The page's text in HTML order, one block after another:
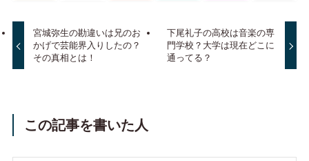
宮城弥生の勘違いは兄のお
かげで芸能界入りしたの？
その真相とは！
下尾礼子の高校は音楽の専
門学校？大学は現在どこに
通ってる？
この記事を書いた人